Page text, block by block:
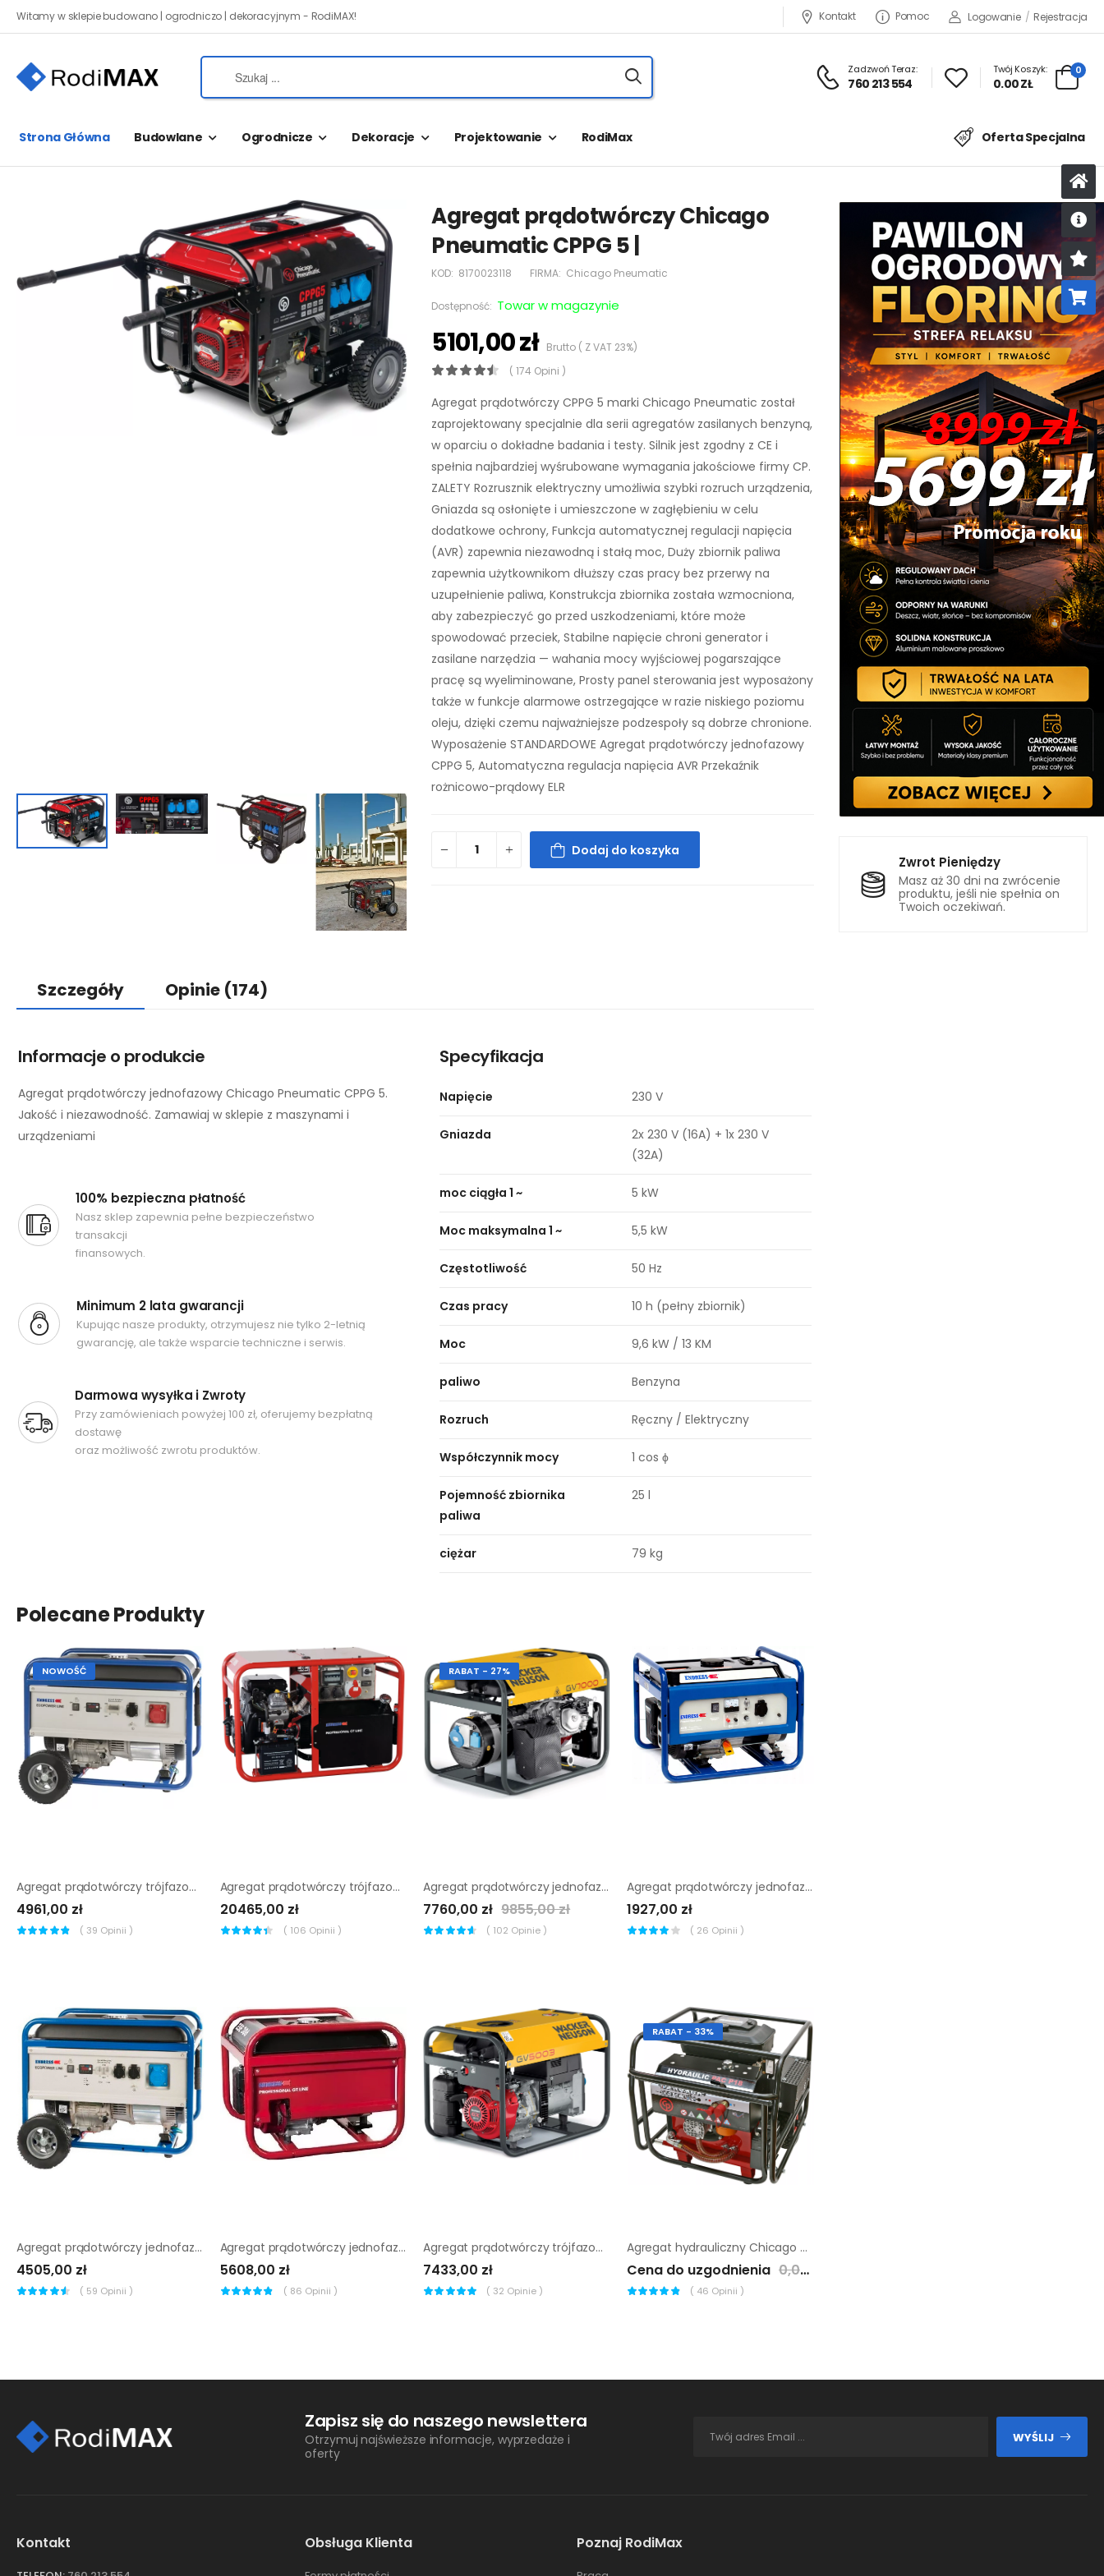
Witamy w sklepie budowano | ogrodniczo | dekoracyjnym - RodiMAX! Kontakt Pomoc Logowanie / Rejestracja
Zadzwoń Teraz:
760 213 554
Twój Koszyk:
0.00 ZŁ
0
Strona Główna Budowlane Ogrodnicze Dekoracje Projektowanie RodiMax Oferta Specjalna
Zwrot Pieniędzy
Masz aż 30 dni na zwrócenie
produktu, jeśli nie spełnia on
Twoich oczekiwań.
Agregat prądotwórczy Chicago
Pneumatic CPPG 5 |
KOD: 8170023118 FIRMA: Chicago Pneumatic
Dostępność: Towar w magazynie
5101,00 złBrutto ( Z VAT 23%)
( 174 Opini )
Agregat prądotwórczy CPPG 5 marki Chicago Pneumatic został
zaprojektowany specjalnie dla serii agregatów zasilanych benzyną,
w oparciu o dokładne badania i testy. Silnik jest zgodny z CE i
spełnia najbardziej wyśrubowane wymagania jakościowe firmy CP.
ZALETY Rozrusznik elektryczny umożliwia szybki rozruch urządzenia,
Gniazda są osłonięte i umieszczone w zagłębieniu w celu
dodatkowe ochrony, Funkcja automatycznej regulacji napięcia
(AVR) zapewnia niezawodną i stałą moc, Duży zbiornik paliwa
zapewnia użytkownikom dłuższy czas pracy bez przerwy na
uzupełnienie paliwa, Konstrukcja zbiornika została wzmocniona,
aby zabezpieczyć go przed uszkodzeniami, które może
spowodować przeciek, Stabilne napięcie chroni generator i
zasilane narzędzia — wahania mocy wyjściowej pogarszające
pracę są wyeliminowane, Prosty panel sterowania jest wyposażony
także w funkcje alarmowe ostrzegające w razie niskiego poziomu
oleju, dzięki czemu najważniejsze podzespoły są dobrze chronione.
Wyposażenie STANDARDOWE Agregat prądotwórczy jednofazowy
CPPG 5, Automatyczna regulacja napięcia AVR Przekaźnik
rożnicowo-prądowy ELR
Dodaj do koszyka
Szczegóły Opinie (174)
Informacje o produkcie
Agregat prądotwórczy jednofazowy Chicago Pneumatic CPPG 5.
Jakość i niezawodność. Zamawiaj w sklepie z maszynami i
urządzeniami
100% bezpieczna płatność
Nasz sklep zapewnia pełne bezpieczeństwo
transakcji
finansowych.
Minimum 2 lata gwarancji
Kupując nasze produkty, otrzymujesz nie tylko 2-letnią
gwarancję, ale także wsparcie techniczne i serwis.
Darmowa wysyłka i Zwroty
Przy zamówieniach powyżej 100 zł, oferujemy bezpłatną
dostawę
oraz możliwość zwrotu produktów.
Specyfikacja
Napięcie 230 V
Gniazda
2x 230 V (16A) + 1x 230 V
(32A)
moc ciągła 1 ~ 5 kW
Moc maksymalna 1 ~ 5,5 kW
Częstotliwość 50 Hz
Czas pracy 10 h (pełny zbiornik)
Moc 9,6 kW / 13 KM
paliwo Benzyna
Rozruch Ręczny / Elektryczny
Współczynnik mocy 1 cos ϕ
Pojemność zbiornika
paliwa
25 l
ciężar 79 kg
Polecane Produkty
NOWOŚĆ
Agregat prądotwórczy trójfazowy Endress ESE 6000 DBS
4961,00 zł
( 39 Opinii )
Agregat prądotwórczy trójfazowy Endress ESE 1006 DBS-GT
20465,00 zł
( 106 Opinii )
RABAT - 27%
Agregat prądotwórczy jednofazowy Wacker Neuson GV 7000A
7760,00 zł 9855,00 zł
( 102 Opinie )
Agregat prądotwórczy jednofazowy Endress ESE 3200 P
1927,00 zł
( 26 Opinii )
Agregat prądotwórczy jednofazowy Endress ESE 6000 BS
4505,00 zł
( 59 Opinii )
Agregat prądotwórczy jednofazowy Endress ESE 306 HS-GT
5608,00 zł
( 86 Opinii )
Agregat prądotwórczy trójfazowy Wacker Neuson GV 5003A
7433,00 zł
( 32 Opinie )
RABAT - 33%
Agregat hydrauliczny Chicago Pneumatic PAC P18
Cena do uzgodnienia 0,00 zł
( 46 Opinii )
Zapisz się do naszego newslettera
Otrzymuj najświeższe informacje, wyprzedaże i
oferty
WYŚLIJ
Kontakt Obsługa Klienta Poznaj RodiMax